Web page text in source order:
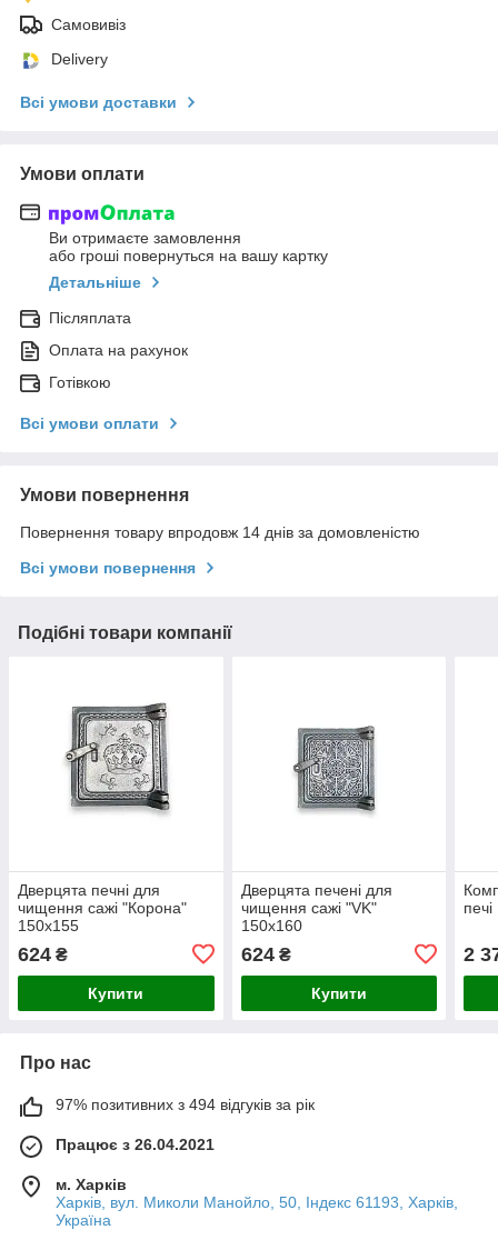
Самовивіз
Delivery
Всі умови доставки
Умови оплати
Ви отримаєте замовлення
або гроші повернуться на вашу картку
Детальніше
Післяплата
Оплата на рахунок
Готівкою
Всі умови оплати
Умови повернення
Повернення товару впродовж 14 днів за домовленістю
Всі умови повернення
Подібні товари компанії
Дверцята печні для
чищення сажі "Корона"
150х155
624 ₴
Купити
Дверцята печені для
чищення сажі "VK"
150х160
624₴
Купити
печі
2
Про нас
97% позитивних з 494 відгуків за рік
Працює з 26.04.2021
м. Харків
Харків, вул. Миколи Манойло, 50, Індекс 61193, Харків,
Україна